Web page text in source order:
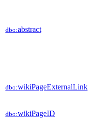
dbo:abstract
dbo:wikiPageExternalLink
dbo:wikiPageID